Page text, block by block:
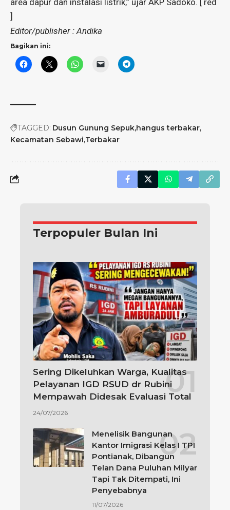
area dapur dan instalasi listrik,” ujar AKP Sadoko. [ red
]
Editor/publisher : Andika
Bagikan ini:
TAGGED: Dusun Gunung Sepuk hangus terbakar
Kecamatan Sebawi Terbakar
Terpopuler Bulan Ini
Sering Dikeluhkan Warga, Kualitas
Pelayanan IGD RSUD dr Rubini
Mempawah Didesak Evaluasi Total
24/07/2026
Menelisik Bangunan
Kantor Imigrasi Kelas I TPI
Pontianak, Dibangun
Telan Dana Puluhan Milyar
Tapi Tak Ditempati, Ini
Penyebabnya
11/07/2026